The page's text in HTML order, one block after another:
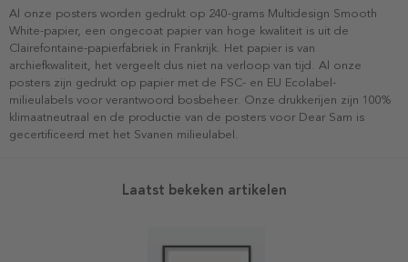
Al onze posters worden gedrukt op 240-grams Multidesign Smooth
White-papier, een ongecoat papier van hoge kwaliteit is uit de
Clairefontaine-papierfabriek in Frankrijk. Het papier is van
archiefkwaliteit, het vergeelt dus niet na verloop van tijd. Al onze
posters zijn gedrukt op papier met de FSC- en EU Ecolabel-
milieulabels voor verantwoord bosbeheer. Onze drukkerijen zijn 100%
klimaatneutraal en de productie van de posters voor Dear Sam is
gecertificeerd met het Svanen milieulabel.
Laatst bekeken artikelen